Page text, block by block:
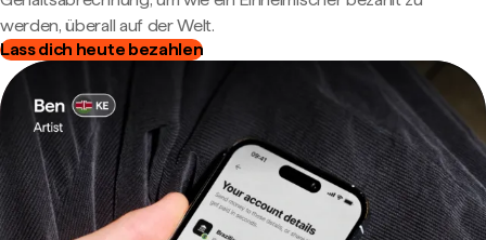
werden, überall auf der Welt.
Lass dich heute bezahlen